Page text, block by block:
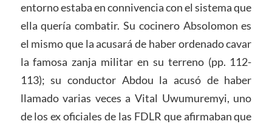
entorno estaba en connivencia con el sistema que
ella quería combatir. Su cocinero Absolomon es
el mismo que la acusará de haber ordenado cavar
la famosa zanja militar en su terreno (pp. 112-
113); su conductor Abdou la acusó de haber
llamado varias veces a Vital Uwumuremyi, uno
de los ex oficiales de las FDLR que afirmaban que